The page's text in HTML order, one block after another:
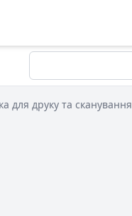
для друку та сканування